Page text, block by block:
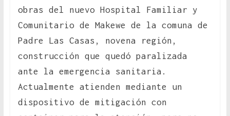
obras del nuevo Hospital Familiar y
Comunitario de Makewe de la comuna de
Padre Las Casas, novena región,
construcción que quedó paralizada
ante la emergencia sanitaria.
Actualmente atienden mediante un
dispositivo de mitigación con